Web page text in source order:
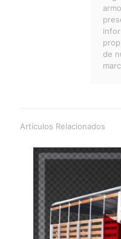
de
Artículos Relacionados